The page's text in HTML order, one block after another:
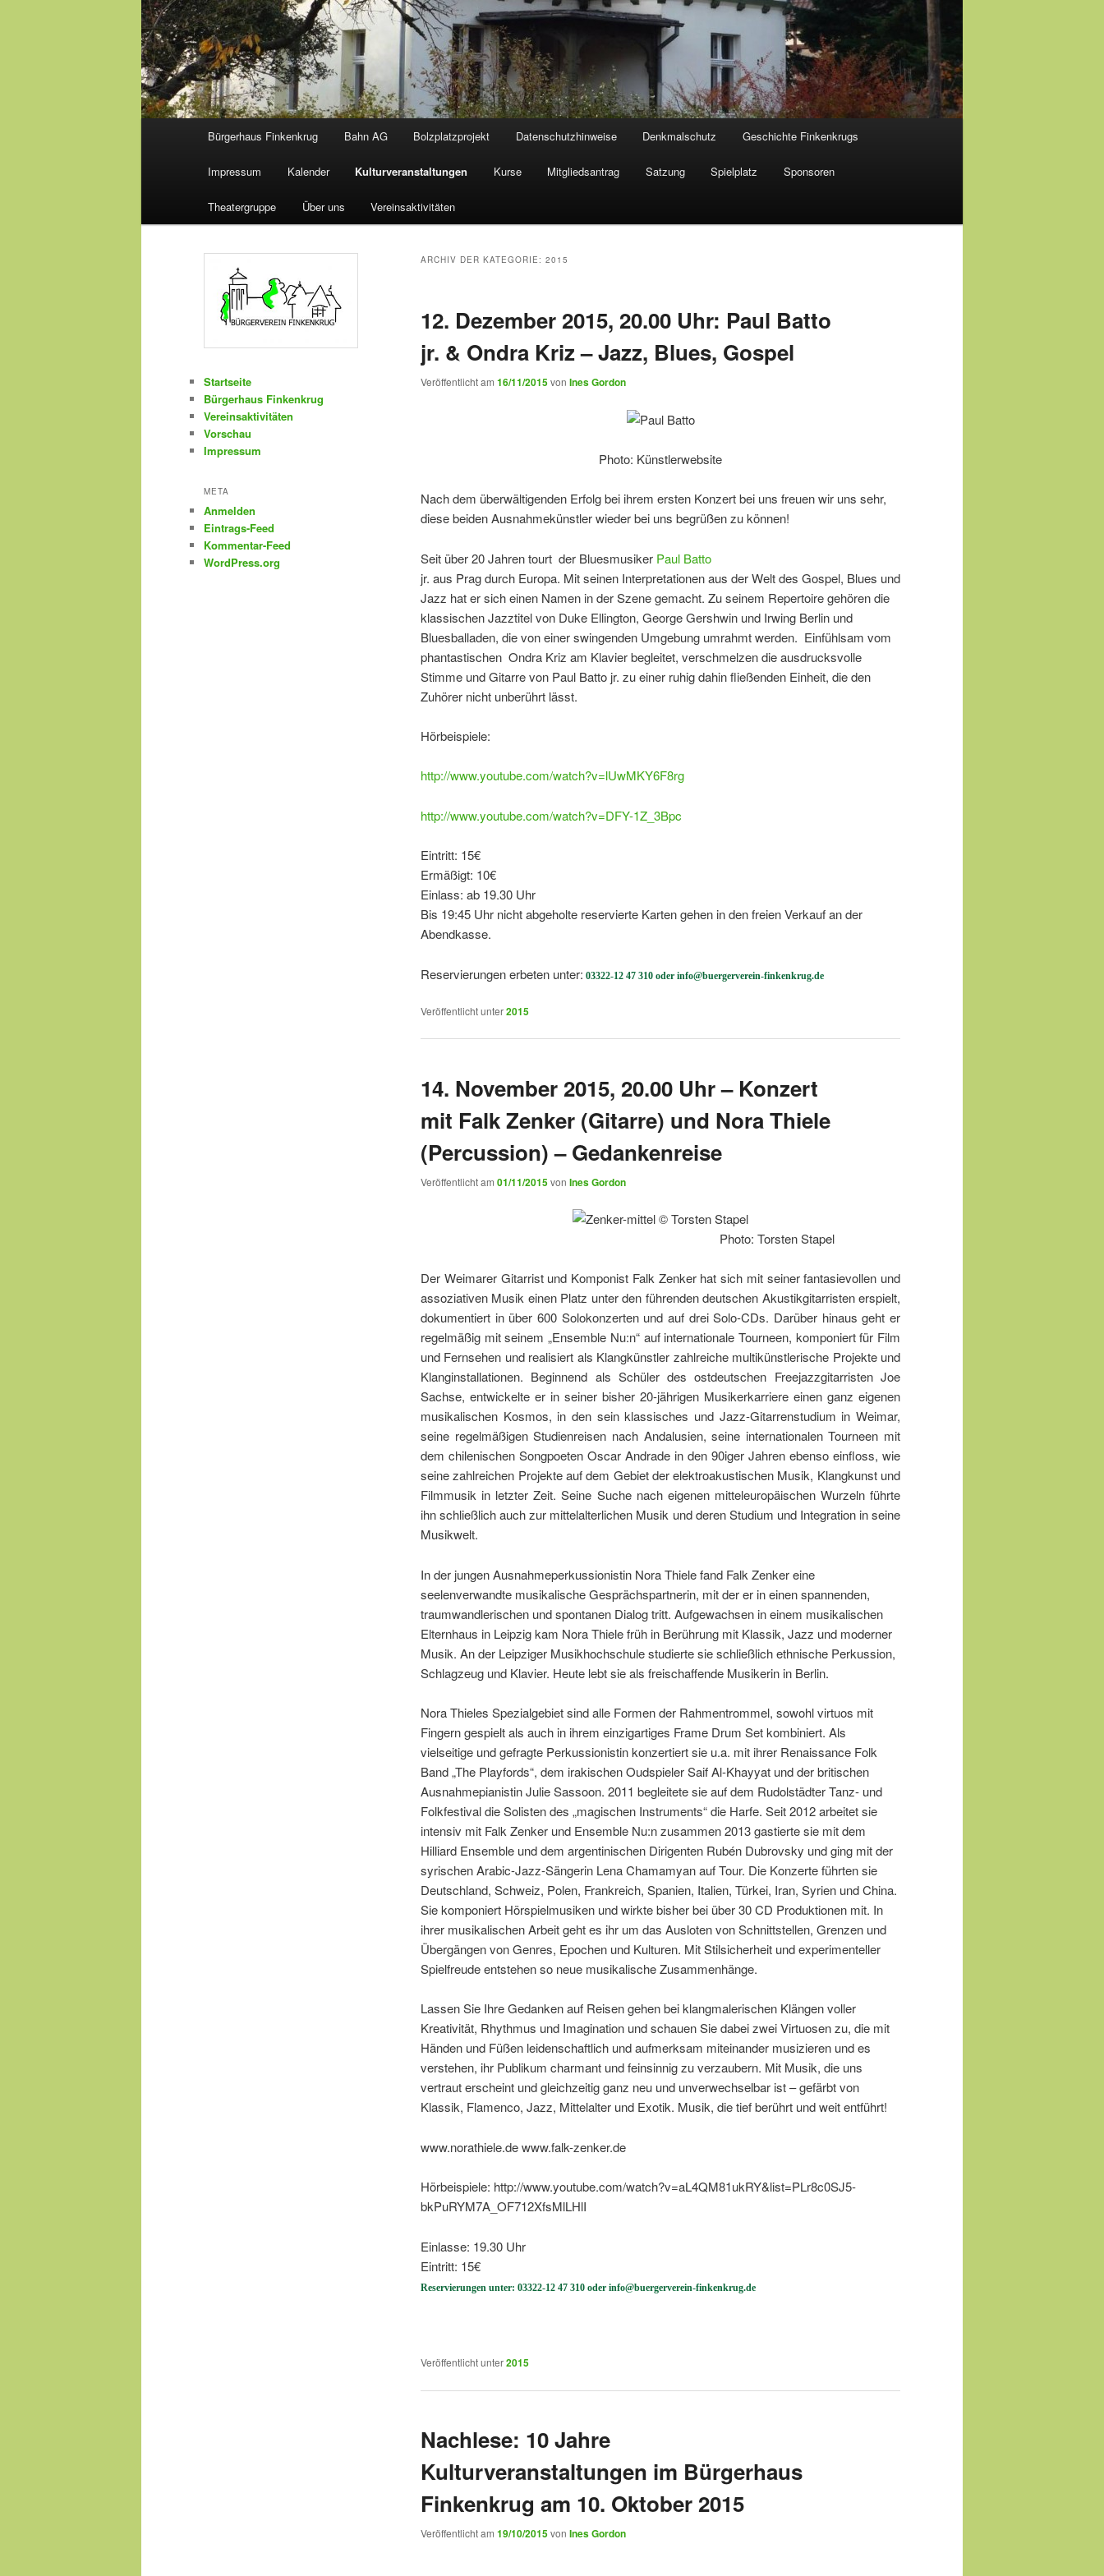
Bürgerhaus Finkenkrug Bahn AG Bolzplatzprojekt Datenschutzhinweise Denkmalschutz Geschichte Finkenkrugs
Impressum Kalender Kulturveranstaltungen Kurse Mitgliedsantrag Satzung Spielplatz Sponsoren
Theatergruppe Über uns Vereinsaktivitäten
ARCHIV DER KATEGORIE: 2015
12. Dezember 2015, 20.00 Uhr: Paul Batto
jr. & Ondra Kriz – Jazz, Blues, Gospel
Veröffentlicht am 16/11/2015von Ines Gordon
Photo: Künstlerwebsite
Nach dem überwältigenden Erfolg bei ihrem ersten Konzert bei uns freuen wir uns sehr,
diese beiden Ausnahmekünstler wieder bei uns begrüßen zu können!
Seit über 20 Jahren tourt der Bluesmusiker Paul Batto
jr. aus Prag durch Europa. Mit seinen Interpretationen aus der Welt des Gospel, Blues und
Jazz hat er sich einen Namen in der Szene gemacht. Zu seinem Repertoire gehören die
klassischen Jazztitel von Duke Ellington, George Gershwin und Irwing Berlin und
Bluesballaden, die von einer swingenden Umgebung umrahmt werden. Einfühlsam vom
phantastischen Ondra Kriz am Klavier begleitet, verschmelzen die ausdrucksvolle
Stimme und Gitarre von Paul Batto jr. zu einer ruhig dahin fließenden Einheit, die den
Zuhörer nicht unberührt lässt.
Hörbeispiele:
http://www.youtube.com/watch?v=lUwMKY6F8rg
http://www.youtube.com/watch?v=DFY-1Z_3Bpc
Eintritt: 15€
Ermäßigt: 10€
Einlass: ab 19.30 Uhr
Bis 19:45 Uhr nicht abgeholte reservierte Karten gehen in den freien Verkauf an der
Abendkasse.
Reservierungen erbeten unter: 03322-12 47 310 oder info@buergerverein-finkenkrug.de
Veröffentlicht unter2015
14. November 2015, 20.00 Uhr – Konzert
mit Falk Zenker (Gitarre) und Nora Thiele
(Percussion) – Gedankenreise
Veröffentlicht am 01/11/2015von Ines Gordon
Photo: Torsten Stapel
Der Weimarer Gitarrist und Komponist Falk Zenker hat sich mit seiner fantasievollen und
assoziativen Musik einen Platz unter den führenden deutschen Akustikgitarristen erspielt,
dokumentiert in über 600 Solokonzerten und auf drei Solo-CDs. Darüber hinaus geht er
regelmäßig mit seinem „Ensemble Nu:n“ auf internationale Tourneen, komponiert für Film
und Fernsehen und realisiert als Klangkünstler zahlreiche multikünstlerische Projekte und
Klanginstallationen. Beginnend als Schüler des ostdeutschen Freejazzgitarristen Joe
Sachse, entwickelte er in seiner bisher 20-jährigen Musikerkarriere einen ganz eigenen
musikalischen Kosmos, in den sein klassisches und Jazz-Gitarrenstudium in Weimar,
seine regelmäßigen Studienreisen nach Andalusien, seine internationalen Tourneen mit
dem chilenischen Songpoeten Oscar Andrade in den 90iger Jahren ebenso einfloss, wie
seine zahlreichen Projekte auf dem Gebiet der elektroakustischen Musik, Klangkunst und
Filmmusik in letzter Zeit. Seine Suche nach eigenen mitteleuropäischen Wurzeln führte
ihn schließlich auch zur mittelalterlichen Musik und deren Studium und Integration in seine
Musikwelt.
In der jungen Ausnahmeperkussionistin Nora Thiele fand Falk Zenker eine
seelenverwandte musikalische Gesprächspartnerin, mit der er in einen spannenden,
traumwandlerischen und spontanen Dialog tritt. Aufgewachsen in einem musikalischen
Elternhaus in Leipzig kam Nora Thiele früh in Berührung mit Klassik, Jazz und moderner
Musik. An der Leipziger Musikhochschule studierte sie schließlich ethnische Perkussion,
Schlagzeug und Klavier. Heute lebt sie als freischaffende Musikerin in Berlin.
Nora Thieles Spezialgebiet sind alle Formen der Rahmentrommel, sowohl virtuos mit
Fingern gespielt als auch in ihrem einzigartiges Frame Drum Set kombiniert. Als
vielseitige und gefragte Perkussionistin konzertiert sie u.a. mit ihrer Renaissance Folk
Band „The Playfords“, dem irakischen Oudspieler Saif Al-Khayyat und der britischen
Ausnahmepianistin Julie Sassoon. 2011 begleitete sie auf dem Rudolstädter Tanz- und
Folkfestival die Solisten des „magischen Instruments“ die Harfe. Seit 2012 arbeitet sie
intensiv mit Falk Zenker und Ensemble Nu:n zusammen 2013 gastierte sie mit dem
Hilliard Ensemble und dem argentinischen Dirigenten Rubén Dubrovsky und ging mit der
syrischen Arabic-Jazz-Sängerin Lena Chamamyan auf Tour. Die Konzerte führten sie
Deutschland, Schweiz, Polen, Frankreich, Spanien, Italien, Türkei, Iran, Syrien und China.
Sie komponiert Hörspielmusiken und wirkte bisher bei über 30 CD Produktionen mit. In
ihrer musikalischen Arbeit geht es ihr um das Ausloten von Schnittstellen, Grenzen und
Übergängen von Genres, Epochen und Kulturen. Mit Stilsicherheit und experimenteller
Spielfreude entstehen so neue musikalische Zusammenhänge.
Lassen Sie Ihre Gedanken auf Reisen gehen bei klangmalerischen Klängen voller
Kreativität, Rhythmus und Imagination und schauen Sie dabei zwei Virtuosen zu, die mit
Händen und Füßen leidenschaftlich und aufmerksam miteinander musizieren und es
verstehen, ihr Publikum charmant und feinsinnig zu verzaubern. Mit Musik, die uns
vertraut erscheint und gleichzeitig ganz neu und unverwechselbar ist – gefärbt von
Klassik, Flamenco, Jazz, Mittelalter und Exotik. Musik, die tief berührt und weit entführt!
www.norathiele.de www.falk-zenker.de
Hörbeispiele: http://www.youtube.com/watch?v=aL4QM81ukRY&list=PLr8c0SJ5-
bkPuRYM7A_OF712XfsMlLHlI
Einlasse: 19.30 Uhr
Eintritt: 15€
Reservierungen unter: 03322-12 47 310 oder info@buergerverein-finkenkrug.de
Veröffentlicht unter2015
Nachlese: 10 Jahre
Kulturveranstaltungen im Bürgerhaus
Finkenkrug am 10. Oktober 2015
Veröffentlicht am 19/10/2015von Ines Gordon
Startseite
Bürgerhaus Finkenkrug
Vereinsaktivitäten
Vorschau
Impressum
META
Anmelden
Eintrags-Feed
Kommentar-Feed
WordPress.org